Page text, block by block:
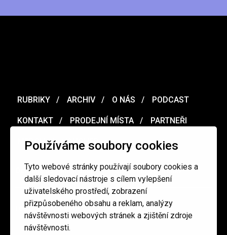
Používáme soubory cookies
Tyto webové stránky používají soubory cookies a
další sledovací nástroje s cílem vylepšení
uživatelského prostředí, zobrazení
přizpůsobeného obsahu a reklam, analýzy
návštěvnosti webových stránek a zjištění zdroje
návštěvnosti.
RUBRIKY ARCHIV O NÁS PODCAST
KONTAKT PRODEJNÍ MÍSTA PARTNEŘI
MERCH VOUCHER
Ochrana osobních údajů / Obchodní podmínky
redakce@cinepur.cz